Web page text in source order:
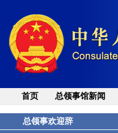
首页 总领事馆新闻
总领事欢迎辞